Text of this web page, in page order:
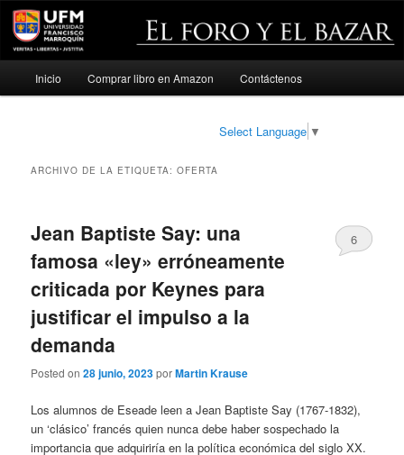
Ir
Ir
Inicio Comprar libro en Amazon Contáctenos
Select Language ▼
ARCHIVO DE LA ETIQUETA:OFERTA
Jean Baptiste Say: una
famosa «ley» erróneamente
criticada por Keynes para
justificar el impulso a la
demanda
Posted on28 junio, 2023porMartin Krause
6
Los alumnos de Eseade leen a Jean Baptiste Say (1767-1832),
un ‘clásico’ francés quien nunca debe haber sospechado la
importancia que adquiriría en la política económica del siglo XX.